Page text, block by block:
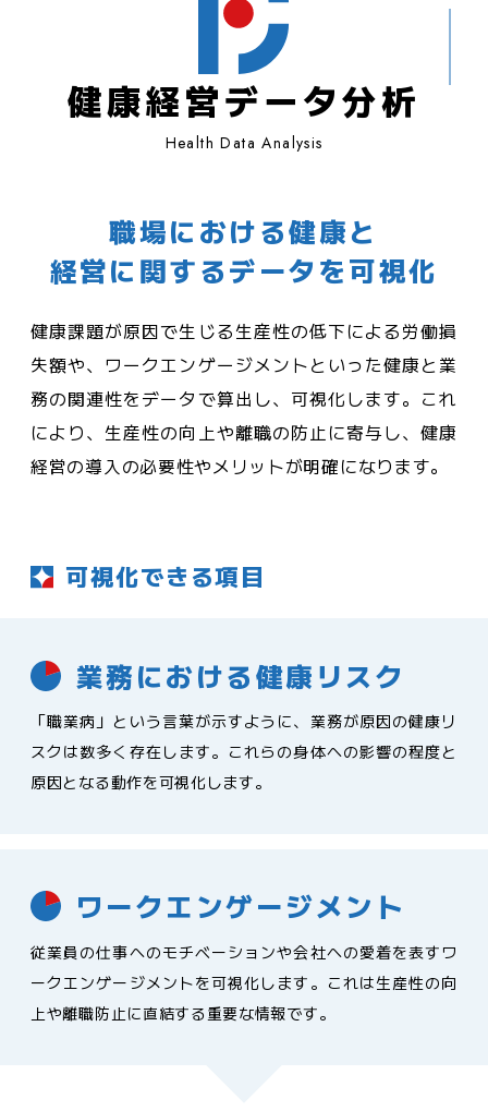
健康経営データ分析
Health Data Analysis
職場における健康と
経営に関するデータを可視化
健康課題が原因で生じる生産性の低下による労働損
失額や、ワークエンゲージメントといった健康と業
務の関連性をデータで算出し、可視化します。これ
により、生産性の向上や離職の防止に寄与し、健康
経営の導入の必要性やメリットが明確になります。
可視化できる項目
業務における健康リスク
「職業病」という言葉が示すように、業務が原因の健康リ
スクは数多く存在します。これらの身体への影響の程度と
原因となる動作を可視化します。
ワークエンゲージメント
従業員の仕事へのモチベーションや会社への愛着を表すワ
ークエンゲージメントを可視化します。これは生産性の向
上や離職防止に直結する重要な情報です。